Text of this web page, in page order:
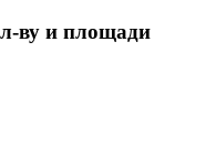
ву и площади